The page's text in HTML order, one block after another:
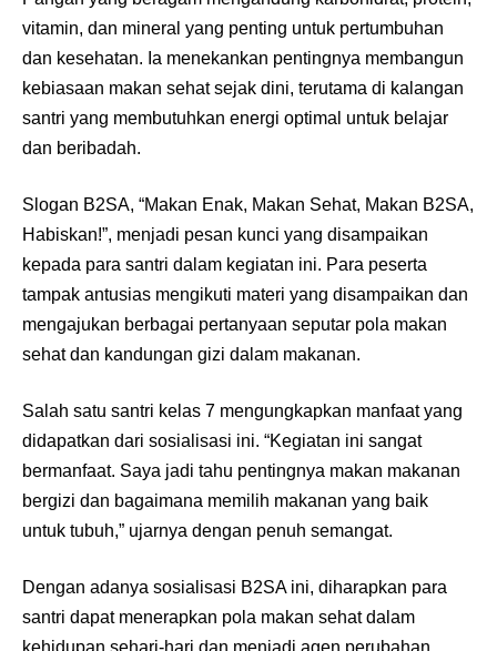
vitamin, dan mineral yang penting untuk pertumbuhan
dan kesehatan. Ia menekankan pentingnya membangun
kebiasaan makan sehat sejak dini, terutama di kalangan
santri yang membutuhkan energi optimal untuk belajar
dan beribadah.
Slogan B2SA, “Makan Enak, Makan Sehat, Makan B2SA,
Habiskan!”, menjadi pesan kunci yang disampaikan
kepada para santri dalam kegiatan ini. Para peserta
tampak antusias mengikuti materi yang disampaikan dan
mengajukan berbagai pertanyaan seputar pola makan
sehat dan kandungan gizi dalam makanan.
Salah satu santri kelas 7 mengungkapkan manfaat yang
didapatkan dari sosialisasi ini. “Kegiatan ini sangat
bermanfaat. Saya jadi tahu pentingnya makan makanan
bergizi dan bagaimana memilih makanan yang baik
untuk tubuh,” ujarnya dengan penuh semangat.
Dengan adanya sosialisasi B2SA ini, diharapkan para
santri dapat menerapkan pola makan sehat dalam